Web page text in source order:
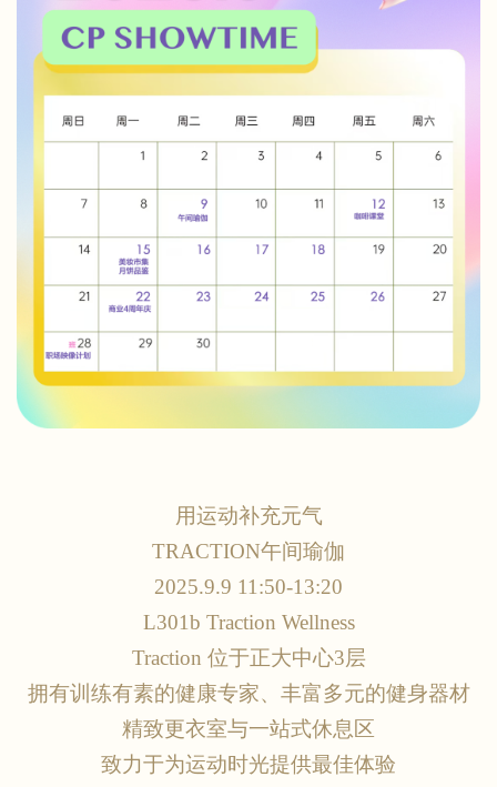
用运动补充元气
TRACTION午间瑜伽
2025.9.9 11:50-13:20
L301b Traction Wellness
Traction 位于正大中心3层
拥有训练有素的健康专家、丰富多元的健身器材
精致更衣室与一站式休息区
致力于为运动时光提供最佳体验